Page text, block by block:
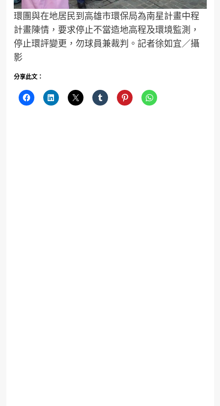
環團與在地居民到高雄市環保局為南星計畫中程
計畫陳情，要求停止不當造地高程及環境監測，
停止環評變更，勿球員兼裁判。記者徐如宜／攝
影
分享此文：